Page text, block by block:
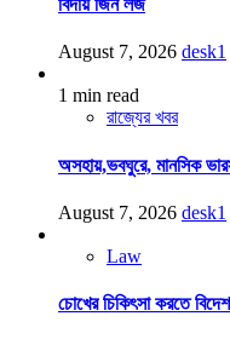
বিদায় জিন লজ
August 7, 2026 desk1
1 min read
রাজ্যের খবর
অসহায়,ভবঘুরে, মানসিক
August 7, 2026 desk1
Law
চোখের চিকিৎসা করতে